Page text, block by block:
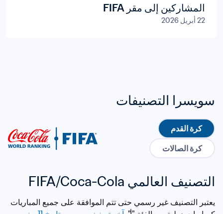
المشاركين إلى مقر FIFA
22 أبريل 2026
سويسرا التصنيفات
كرة القدم
كرة الصالات
التصنيف العالمي FIFA/Coca-Cola